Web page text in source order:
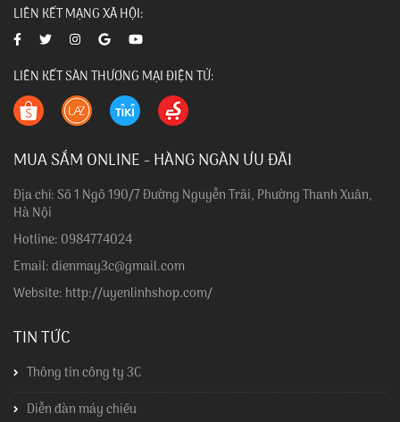
LIÊN KẾT MẠNG XÃ HỘI:
LIÊN KẾT SÀN THƯƠNG MẠI ĐIỆN TỬ:
MUA SẮM ONLINE - HÀNG NGÀN ƯU ĐÃI
Địa chỉ: Số 1 Ngõ 190/7 Đường Nguyễn Trãi, Phường Thanh Xuân,
Hà Nội
Hotline: 0984774024
Email: dienmay3c@gmail.com
Website: http://uyenlinhshop.com/
TIN TỨC
Thông tin công ty 3C
Diễn đàn máy chiếu